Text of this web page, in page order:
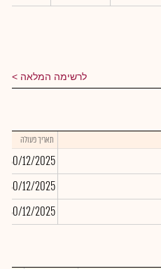
לרשימה המלאה
תאריך פעולה
30/12/2025
30/12/2025
30/12/2025